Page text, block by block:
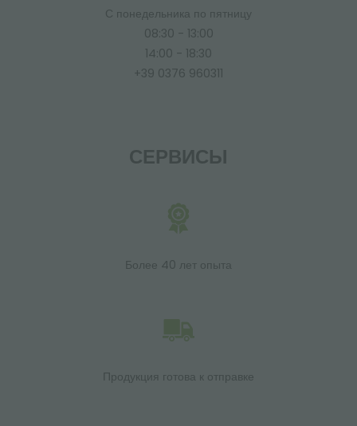
С понедельника по пятницу
08:30 - 13:00
14:00 - 18:30
+39 0376 960311
СЕРВИСЫ
Более 40 лет опыта
Продукция готова к отправке